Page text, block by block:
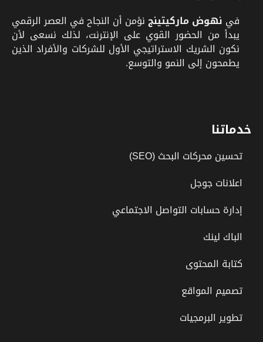
في نهوض ماركيتينجنؤمن أن النجاح في العصر الرقمي
يبدأ من الحضور القوي على الإنترنت، لذلك نسعى لأن
نكون الشريك الاستراتيجي الأول للشركات والأفراد الذين
يطمحون إلى النمو والتوسع.
خدماتنا
تحسين محركات البحث (SEO)
اعلانات جوجل
إدارة حسابات التواصل الاجتماعي
الباك لينك
كتابة المحتوى
تصميم المواقع
تطوير البرمجيات